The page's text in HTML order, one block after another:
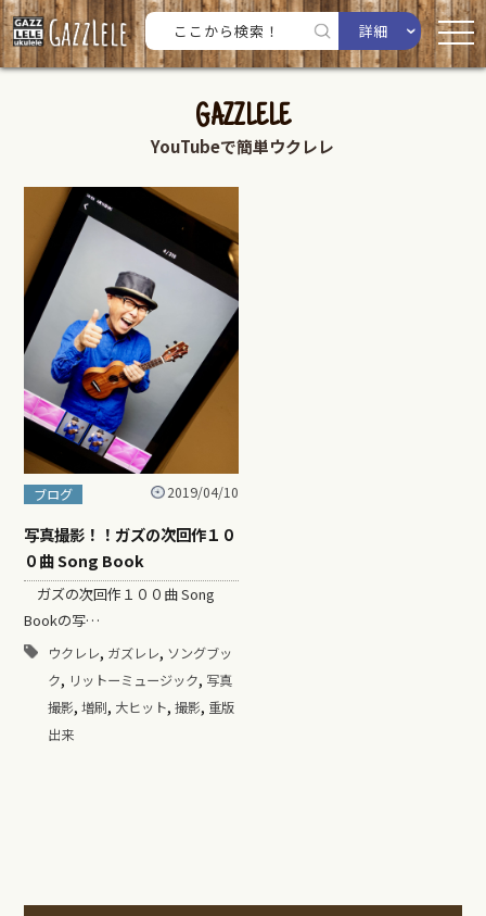
詳細
GAZZLELE
YouTubeで簡単ウクレレ
ブログ 2019/04/10
写真撮影！！ガズの次回作１０
０曲 Song Book
ガズの次回作１００曲 Song
Bookの写…
ウクレレ, ガズレレ, ソングブッ
ク, リットーミュージック, 写真
撮影, 増刷, 大ヒット, 撮影, 重版
出来